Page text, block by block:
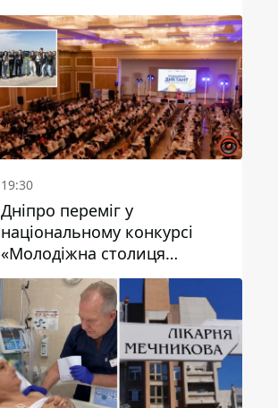
Антон Красовський
19:30
Дніпро переміг у
національному конкурсі
«Молодіжна столиця
України – 2026»